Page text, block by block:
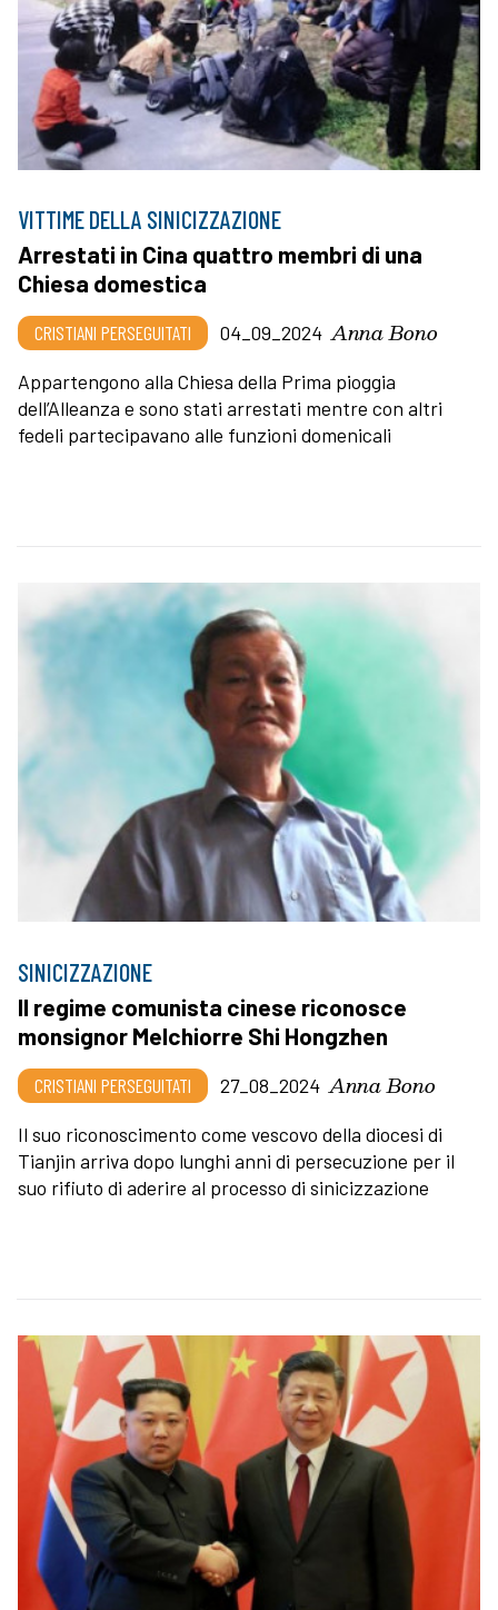
VITTIME DELLA SINICIZZAZIONE
Arrestati in Cina quattro membri di una
Chiesa domestica
CRISTIANI PERSEGUITATI 04_09_2024 Anna Bono
Appartengono alla Chiesa della Prima pioggia
dell’Alleanza e sono stati arrestati mentre con altri
fedeli partecipavano alle funzioni domenicali
SINICIZZAZIONE
Il regime comunista cinese riconosce
monsignor Melchiorre Shi Hongzhen
CRISTIANI PERSEGUITATI 27_08_2024 Anna Bono
Il suo riconoscimento come vescovo della diocesi di
Tianjin arriva dopo lunghi anni di persecuzione per il
suo rifiuto di aderire al processo di sinicizzazione